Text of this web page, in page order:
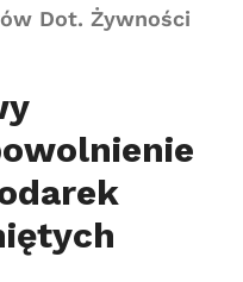
Dot. Żywności